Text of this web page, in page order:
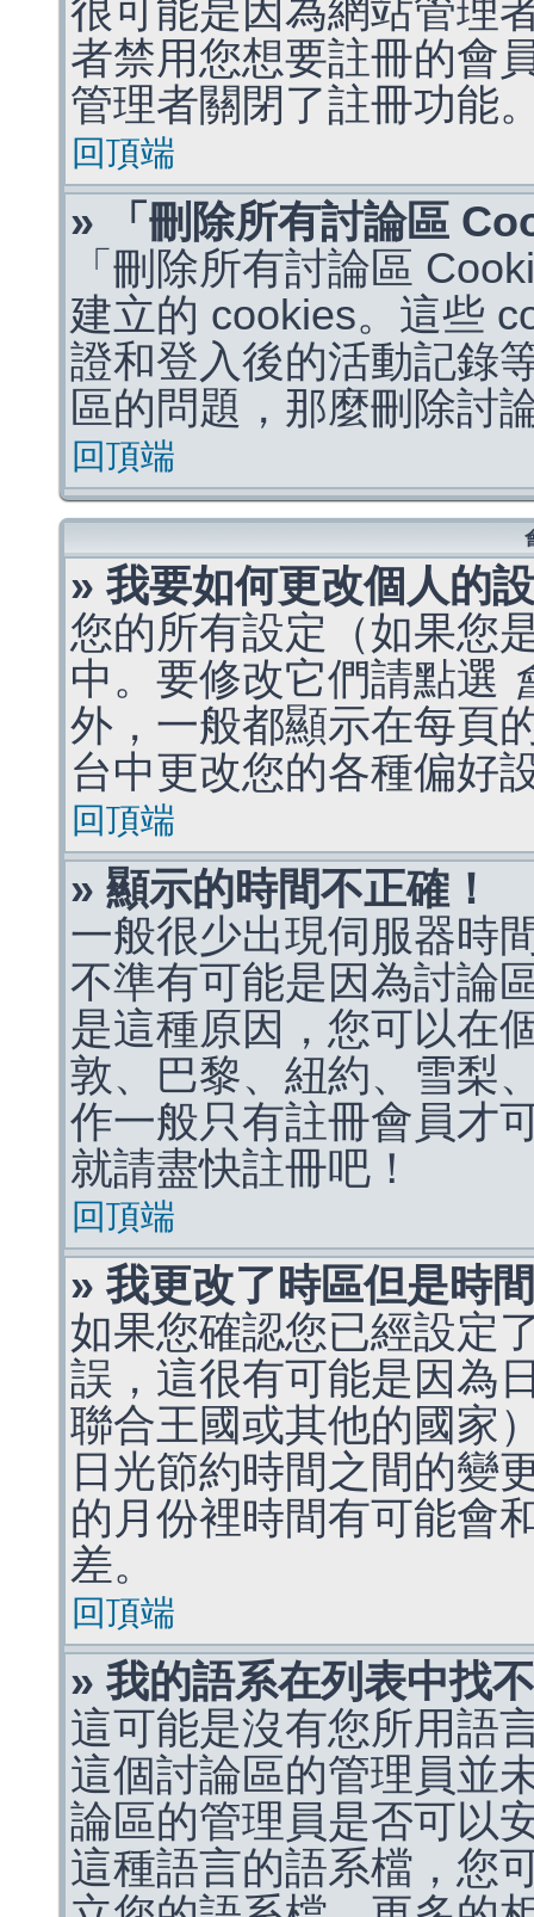
很可能是因為網站管理
者禁用您想要註冊的會
管理者關閉了註冊功能
回頂端
» 「刪除所有討論區
「刪除所有討論區
建立的 cookies。這些
證和登入後的活動記錄
區的問題，那麼刪除討
回頂端
» 我要如何更改個人的
您的所有設定（如果您
中。要修改它們請點選
外，一般都顯示在每頁
台中更改您的各種偏好
回頂端
» 顯示的時間不正確！
一般很少出現伺服器時
不準有可能是因為討論
是這種原因，您可以在
敦、巴黎、紐約、雪梨
作一般只有註冊會員才
就請盡快註冊吧！
回頂端
» 我更改了時區但是時
如果您確認您已經設定
誤，這很有可能是因為
聯合王國或其他的國家
日光節約時間之間的變
的月份裡時間有可能會
差。
回頂端
» 我的語系在列表中找
這可能是沒有您所用語
這個討論區的管理員並
論區的管理員是否可以
這種語言的語系檔，您